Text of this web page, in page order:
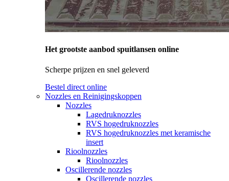
Het grootste aanbod spuitlansen online
Scherpe prijzen en snel geleverd
Bestel direct online
Nozzles en Reinigingskoppen
Nozzles
Lagedruknozzles
RVS hogedruknozzles
RVS hogedruknozzles met keramische
insert
Rioolnozzles
Rioolnozzles
Oscillerende nozzles
Oscillerende nozzles